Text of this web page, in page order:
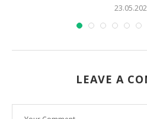
LEAVE A